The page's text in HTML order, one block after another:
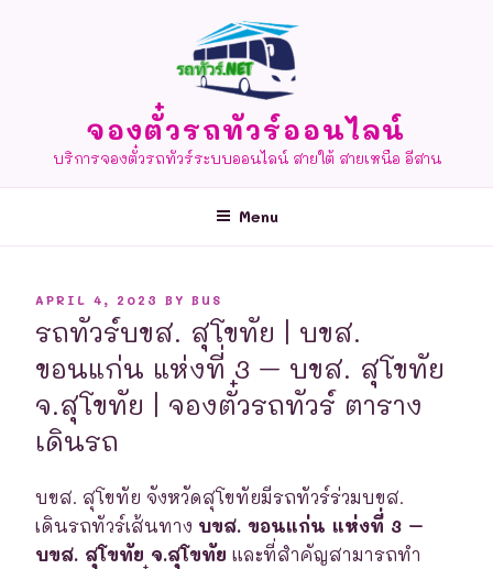
จองตั๋วรถทัวร์ออนไลน์
บริการจองตั๋วรถทัวร์ระบบออนไลน์ สายใต้ สายเหนือ อีสาน
Menu
POSTED
APRIL 4, 2023 BY BUS
รถทัวร์บขส. สุโขทัย | บขส.
ขอนแก่น แห่งที่ 3 – บขส. สุโขทัย
จ.สุโขทัย | จองตั๋วรถทัวร์ ตาราง
เดินรถ
บขส. สุโขทัย จังหวัดสุโขทัยมีรถทัวร์ร่วมบขส.
เดินรถทัวร์เส้นทาง บขส. ขอนแก่น แห่งที่ 3 –
บขส. สุโขทัย จ.สุโขทัย และที่สำคัญสามารถทำ